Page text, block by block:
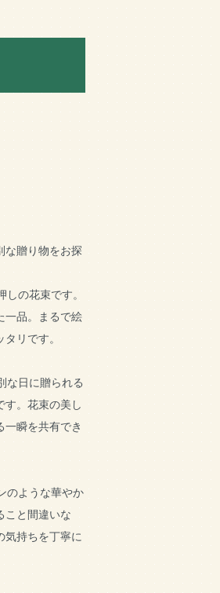
な贈り物をお探
の花束です。
一品。まるで絵
リです。
な日に贈られる
す。花束の美し
瞬を共有でき
のような華やか
こと間違いな
気持ちを丁寧に